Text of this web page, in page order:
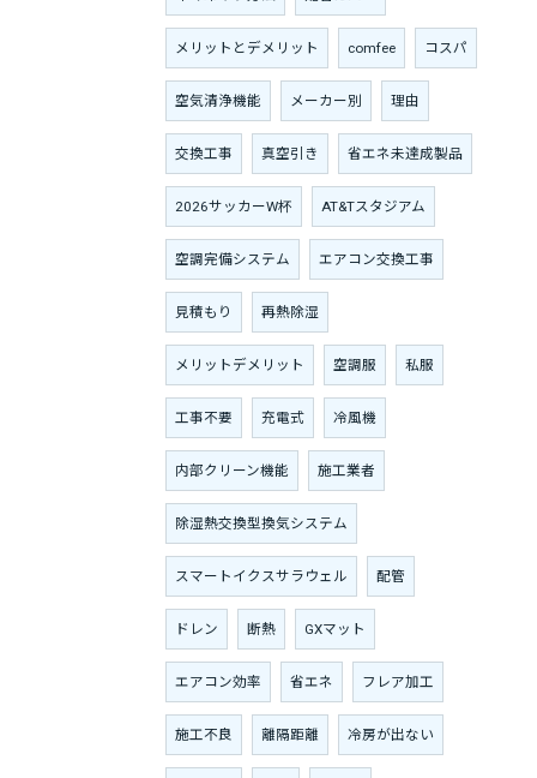
メリットとデメリット comfee コスパ
空気清浄機能 メーカー別 理由
交換工事 真空引き 省エネ未達成製品
2026サッカーW杯 AT&Tスタジアム
空調完備システム エアコン交換工事
見積もり 再熱除湿
メリットデメリット 空調服 私服
工事不要 充電式 冷風機
内部クリーン機能 施工業者
除湿熱交換型換気システム
スマートイクスサラウェル 配管
ドレン 断熱 GXマット
エアコン効率 省エネ フレア加工
施工不良 離隔距離 冷房が出ない